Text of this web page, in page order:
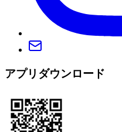
アプリダウンロード